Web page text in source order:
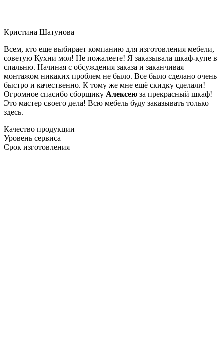
Кристина Шатунова
Всем, кто еще выбирает компанию для изготовления мебели,
советую Кухни мол! Не пожалеете! Я заказывала шкаф-купе в
спальню. Начиная с обсуждения заказа и заканчивая
монтажом никаких проблем не было. Все было сделано очень
быстро и качественно. К тому же мне ещё скидку сделали!
Огромное спасибо сборщику Алексею за прекрасный шкаф!
Это мастер своего дела! Всю мебель буду заказывать только
здесь.
Качество продукции
Уровень сервиса
Срок изготовления